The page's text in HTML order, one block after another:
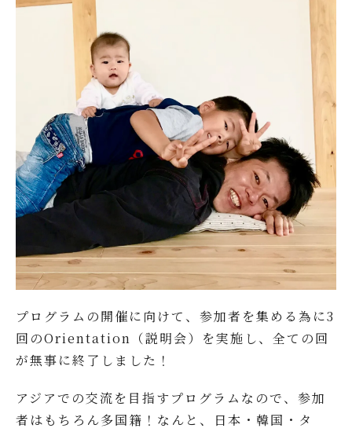
プログラムの開催に向けて、参加者を集める為に3
回のOrientation（説明会）を実施し、全ての回
が無事に終了しました！
アジアでの交流を目指すプログラムなので、参加
者はもちろん多国籍！なんと、日本・韓国・タ